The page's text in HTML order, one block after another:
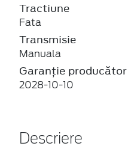
Tractiune
Fata
Transmisie
Manuala
Garanție producător
2028-10-10
Descriere